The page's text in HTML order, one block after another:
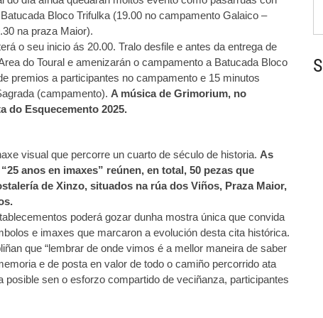
Bloco Trifulka (19.00 no campamento Galaico –
na praza Maior).
o seu inicio ás 20.00. Tralo desfile e antes da entrega de
do Toural e amenizarán o campamento a Batucada Bloco
premios a participantes no campamento e 15 minutos
(campamento). A música de Grimorium, no
do Esquecemento 2025.
visual que percorre un cuarto de século de historia. As
anos en imaxes” reúnen, en total, 50 pezas que
de Xinzo, situados na rúa dos Viños, Praza Maior,
poderá gozar dunha mostra única que convida
e imaxes que marcaron a evolución desta cita histórica.
que “lembrar de onde vimos é a mellor maneira de saber
e de posta en valor de todo o camiño percorrido ata
sen o esforzo compartido de veciñanza, participantes